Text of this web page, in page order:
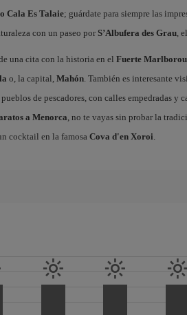
Cala Es Talaie; guárdate para siempre las
con un paseo por S’Albufera des Grau,
una cita con la historia en el Fuerte
o, la capital, Mahón. También es interesante
de pescadores, con calles empedradas y
a Menorca, no te vayas sin probar la
cocktail en la famosaCova d'en Xoroi.